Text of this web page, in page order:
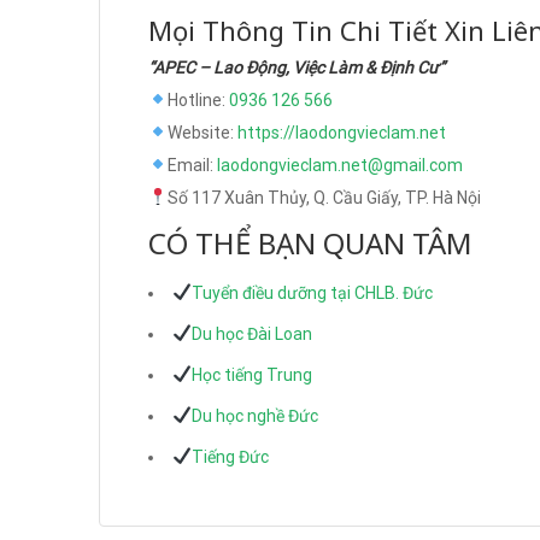
Mọi Thông Tin Chi Tiết Xin
“APEC – Lao Động, Việc Làm & Định Cư”
Hotline: 0936 126 566
Website: https://laodongvieclam.net
Email: laodongvieclam.net@gmail.com
Số 117 Xuân Thủy, Q. Cầu Giấy, TP. Hà Nội
CÓ THỂ BẠN QUAN TÂM
Tuyển điều dưỡng tại CHLB. Đức
Du học Đài Loan
Học tiếng Trung
Du học nghề Đức
Tiếng Đức